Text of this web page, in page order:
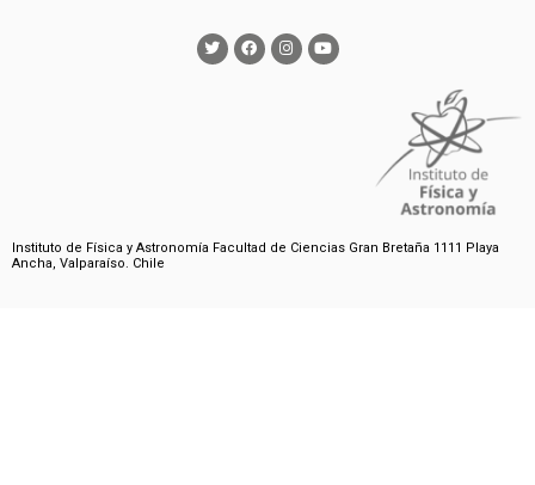
Instituto de Física y Astronomía Facultad de Ciencias Gran Bretaña 1111 Playa
Ancha, Valparaíso. Chile